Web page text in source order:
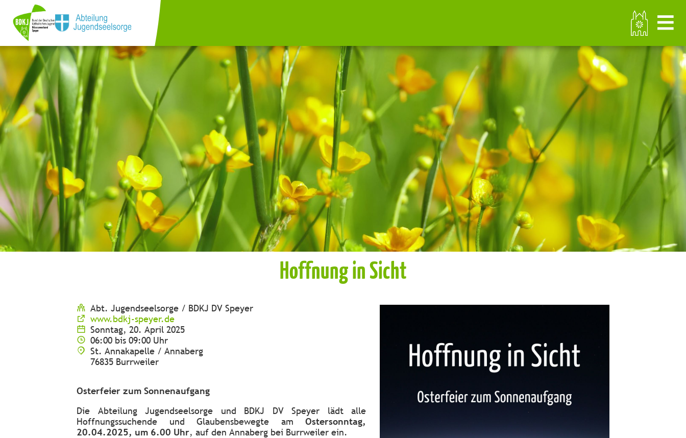
Hoffnung in Sicht
Abt. Jugendseelsorge / BDKJ DV Speyer
www.bdkj-speyer.de
Sonntag, 20. April 2025
06:00 bis 09:00 Uhr
St. Annakapelle / Annaberg
76835 Burrweiler
Osterfeier zum Sonnenaufgang
Die Abteilung Jugendseelsorge und BDKJ DV Speyer lädt alle
Hoffnungssuchende und Glaubensbewegte am Ostersonntag,
20.04.2025, um 6.00 Uhr, auf den Annaberg bei Burrweiler ein.